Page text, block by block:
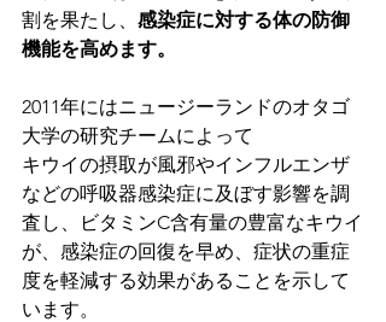
割を果たし、 感染症に対する体の防御
機能を高めます。
2011年にはニュージーランドのオタゴ
大学の研究チームによって
キウイの摂取が風邪やインフルエンザ
などの呼吸器感染症に及ぼす影響を調
査し、ビタミンC含有量の豊富なキウイ
が、感染症の回復を早め、症状の重症
度を軽減する効果があることを示して
います。